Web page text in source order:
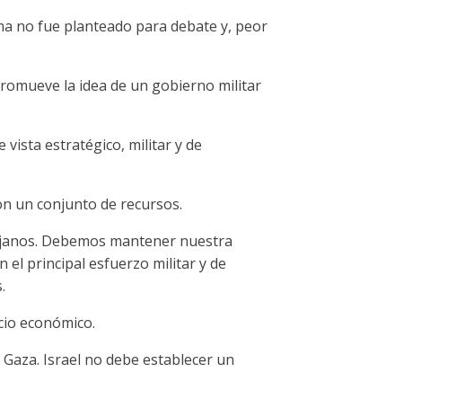
no fue planteado para debate y, peor
la idea de un gobierno militar
vista estratégico, militar y de
un conjunto de recursos.
Debemos mantener nuestra
el principal esfuerzo militar y de
económico.
Israel no debe establecer un